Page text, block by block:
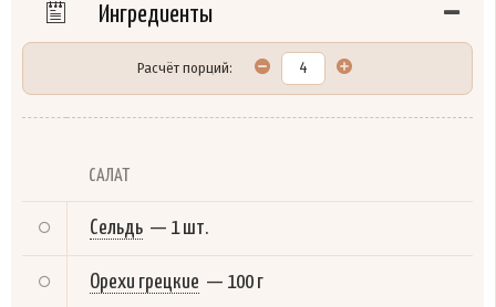
Ингредиенты
Расчёт порций:
САЛАТ
Сельдь — 1 шт.
Орехи грецкие — 100 г